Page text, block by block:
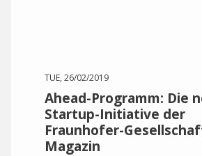
TUE, 26/02/2019
Ahead-Programm: Die
Startup-Initiative der
Fraunhofer-
Magazin